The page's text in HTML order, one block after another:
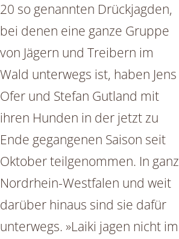
20 so genannten Drückjagden,
bei denen eine ganze Gruppe
von Jägern und Treibern im
Wald unterwegs ist, haben Jens
Ofer und Stefan Gutland mit
ihren Hunden in der jetzt zu
Ende gegangenen Saison seit
Oktober teilgenommen. In ganz
Nordrhein-Westfalen und weit
darüber hinaus sind sie dafür
unterwegs. »Laiki jagen nicht im